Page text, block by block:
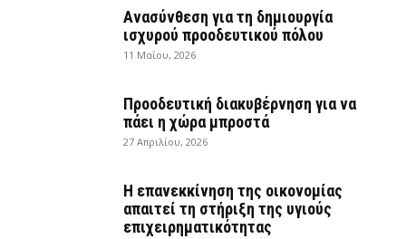
Ανασύνθεση για τη δημιουργία
ισχυρού προοδευτικού πόλου
11 Μαΐου, 2026
Προοδευτική διακυβέρνηση για να
πάει η χώρα μπροστά
27 Απριλίου, 2026
Η επανεκκίνηση της οικονομίας
απαιτεί τη στήριξη της υγιούς
επιχειρηματικότητας